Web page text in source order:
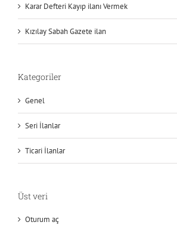
Karar Defteri Kayıp ilanı Vermek
Kızılay Sabah Gazete ilan
Kategoriler
Genel
Seri İlanlar
Ticari İlanlar
Üst veri
Oturum aç